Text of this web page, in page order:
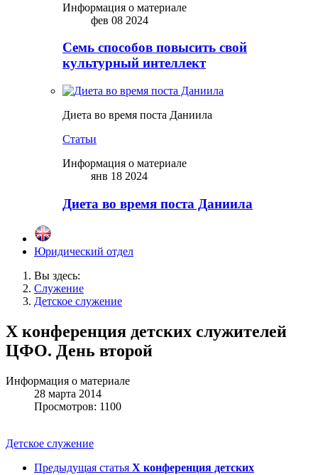
Информация о материале
фев 08 2024
Семь способов повысить свой
культурный интеллект
Диета во время поста Даниила
Статьи
Информация о материале
янв 18 2024
Диета во время поста Даниила
Юридический отдел
Вы здесь:
Служение
Детское служение
X конференция детских служителей
ЦФО. День второй
Информация о материале
28 марта 2014
Просмотров: 1100
Детское служение
Предыдущая статья X конференция детских